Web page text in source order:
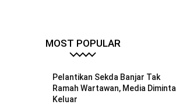
MOST POPULAR
Pelantikan Sekda Banjar Tak
Ramah Wartawan, Media Diminta
Keluar